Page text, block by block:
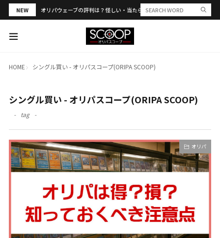
NEW オリパウェーブの評判は？怪しい・当たらない？PSA合算や発送トラブル
HOME シングル買い - オリパスコープ(ORIPA SCOOP)
シングル買い - オリパスコープ(ORIPA SCOOP)
tag
オリパ